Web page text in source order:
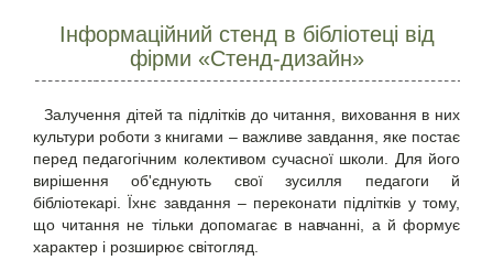
Інформаційний стенд в бібліотеці від
фірми «Стенд-дизайн»
Залучення дітей та підлітків до читання, виховання в них
культури роботи з книгами – важливе завдання, яке постає
перед педагогічним колективом сучасної школи. Для його
вирішення об'єднують свої зусилля педагоги й
бібліотекарі. Їхнє завдання – переконати підлітків у тому,
що читання не тільки допомагає в навчанні, а й формує
характер і розширює світогляд.